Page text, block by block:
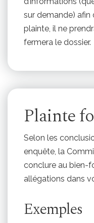
sur demande) afin
plainte, il ne
fermera le dossier.
Plainte
Selon les
enquête, la
conclure au bien-
allégations dans
Exemples